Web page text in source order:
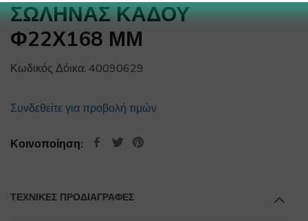
ΣΩΛΗΝΑΣ ΚΑΔΟΥ
Φ22Χ168 ΜΜ
Κωδικός Δόικα: 40090629
Συνδεθείτε για προβολή τιμών
Κοινοποίηση:
ΤΕΧΝΙΚΕΣ ΠΡΟΔΙΑΓΡΑΦΕΣ